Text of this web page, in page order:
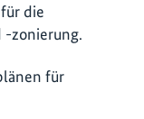
die
-zonierung.
für